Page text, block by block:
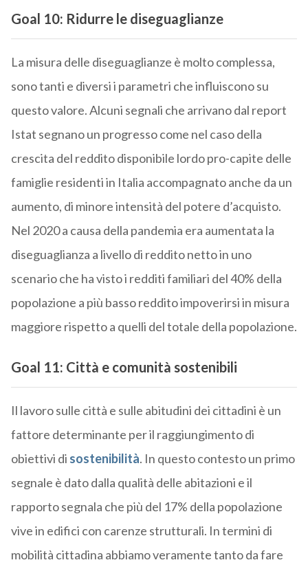
Goal 10: Ridurre le diseguaglianze
La misura delle diseguaglianze è molto complessa,
sono tanti e diversi i parametri che influiscono su
questo valore. Alcuni segnali che arrivano dal report
Istat segnano un progresso come nel caso della
crescita del reddito disponibile lordo pro-capite delle
famiglie residenti in Italia accompagnato anche da un
aumento, di minore intensità del potere d’acquisto.
Nel 2020 a causa della pandemia era aumentata la
diseguaglianza a livello di reddito netto in uno
scenario che ha visto i redditi familiari del 40% della
popolazione a più basso reddito impoverirsi in misura
maggiore rispetto a quelli del totale della popolazione.
Goal 11: Città e comunità sostenibili
Il lavoro sulle città e sulle abitudini dei cittadini è un
fattore determinante per il raggiungimento di
obiettivi di sostenibilità. In questo contesto un primo
segnale è dato dalla qualità delle abitazioni e il
rapporto segnala che più del 17% della popolazione
vive in edifici con carenze strutturali. In termini di
mobilità cittadina abbiamo veramente tanto da fare